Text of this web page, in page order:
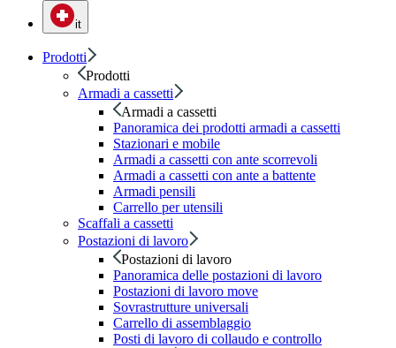
it
Prodotti
Prodotti
Armadi a cassetti
Armadi a cassetti
Panoramica dei prodotti armadi a cassetti
Stazionari e mobile
Armadi a cassetti con ante scorrevoli
Armadi a cassetti con ante a battente
Armadi pensili
Carrello per utensili
Scaffali a cassetti
Postazioni di lavoro
Postazioni di lavoro
Panoramica delle postazioni di lavoro
Postazioni di lavoro move
Sovrastrutture universali
Carrello di assemblaggio
Posti di lavoro di collaudo e controllo